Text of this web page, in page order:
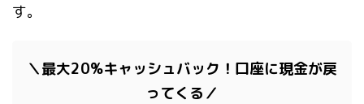
す。
＼最大20%キャッシュバック！口座に現金が戻
ってくる／